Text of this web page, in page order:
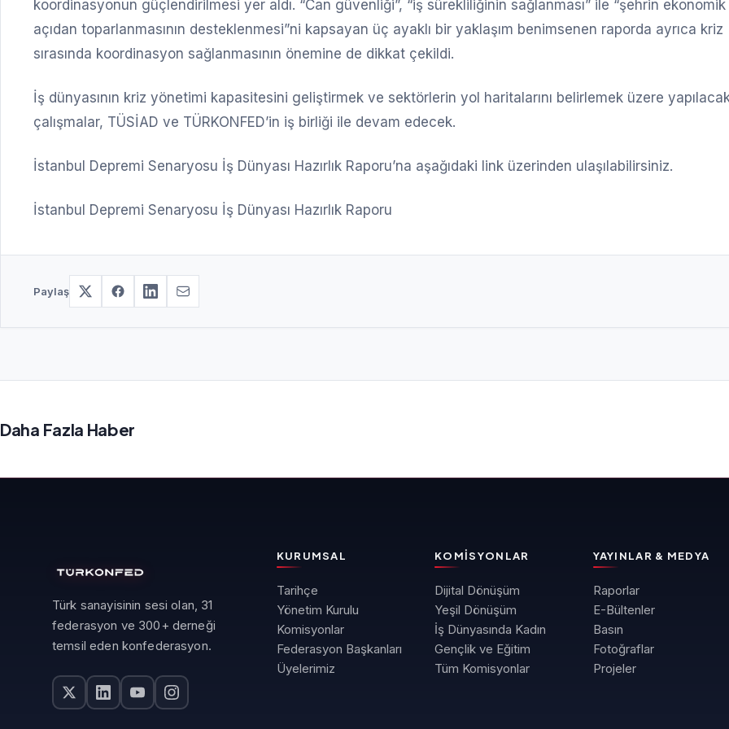
koordinasyonun güçlendirilmesi yer aldı. “Can güvenliği”, “iş sürekliliğinin sağlanması” ile “şehrin ekonomik
açıdan toparlanmasının desteklenmesi”ni kapsayan üç ayaklı bir yaklaşım benimsenen raporda ayrıca kriz
sırasında koordinasyon sağlanmasının önemine de dikkat çekildi.
İş dünyasının kriz yönetimi kapasitesini geliştirmek ve sektörlerin yol haritalarını belirlemek üzere
çalışmalar, TÜSİAD ve TÜRKONFED’in iş birliği ile devam edecek.
İstanbul Depremi Senaryosu İş Dünyası Hazırlık Raporu’na aşağıdaki link üzerinden ulaşılabilirsiniz.
İstanbul Depremi Senaryosu İş Dünyası Hazırlık Raporu
Paylaş
Daha Fazla Haber
Türk sanayisinin sesi olan, 31
federasyon ve 300+ derneği
temsil eden konfederasyon.
KURUMSAL
Tarihçe
Yönetim Kurulu
Komisyonlar
Federasyon Başkanları
Üyelerimiz
KOMISYONLAR
Dijital Dönüşüm
Yeşil Dönüşüm
İş Dünyasında Kadın
Gençlik ve Eğitim
Tüm Komisyonlar
YAYINLAR & MEDYA
Raporlar
E-Bültenler
Basın
Fotoğraflar
Projeler